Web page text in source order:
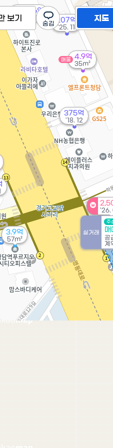
'26.
3.9억
57m²
207억
'25. 11
4.9억
35m²
매물
실거래
주
공
계
375억
'18. 12
377.66억
'12. 06 지도
보기